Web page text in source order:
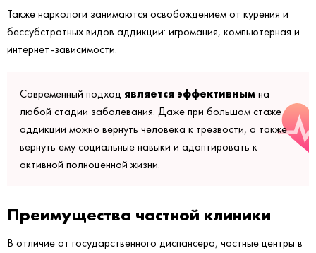
Также наркологи занимаются освобождением от курения и
бессубстратных видов аддикции: игромания, компьютерная и
интернет-зависимости.
Современный подход является эффективным на
любой стадии заболевания. Даже при большом стаже
аддикции можно вернуть человека к трезвости, а также
вернуть ему социальные навыки и адаптировать к
активной полноценной жизни.
Преимущества частной клиники
В отличие от государственного диспансера, частные центры в